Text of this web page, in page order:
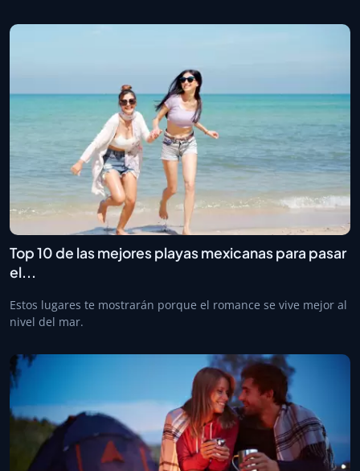
Top 10 de las mejores playas mexicanas para pasar
el...
Estos lugares te mostrarán porque el romance se vive mejor al
nivel del mar.